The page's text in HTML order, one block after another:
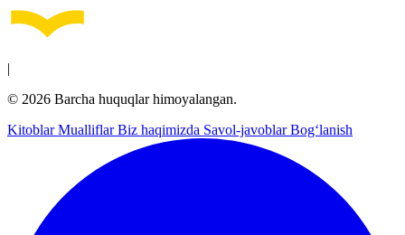
|
© 2026 Barcha huquqlar himoyalangan.
KitoblarMualliflarBiz haqimizda Savol-javoblarBog‘lanish